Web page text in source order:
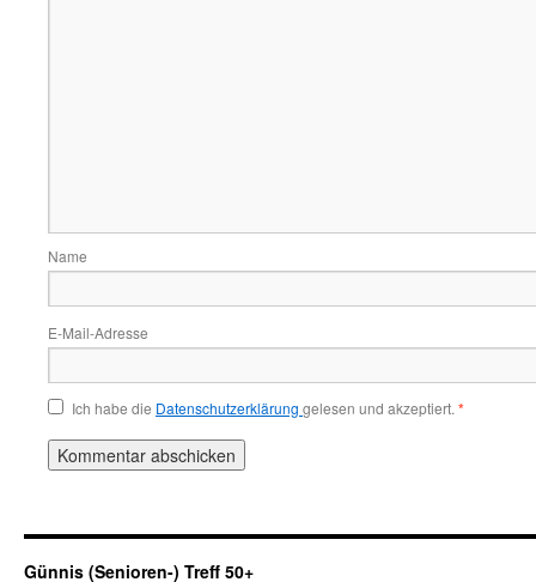
Name
E-Mail-Adresse
Ich habe die Datenschutzerklärung gelesen und akzeptiert. *
Günnis (Senioren-) Treff 50+